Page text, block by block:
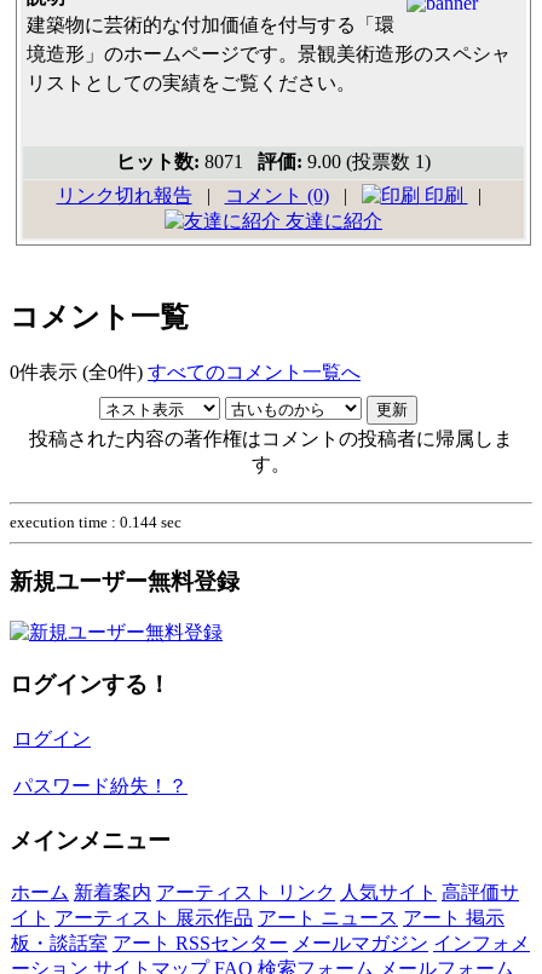
建築物に芸術的な付加価値を付与する「環
境造形」のホームページです。景観美術造形のスペシャ
リストとしての実績をご覧ください。
ヒット数: 8071 評価: 9.00 (投票数 1)
リンク切れ報告| コメント (0)| 印刷
|
友達に紹介
コメント一覧
0件表示 (全0件) すべてのコメント一覧へ
投稿された内容の著作権はコメントの投稿者に帰属しま
す。
execution time : 0.144 sec
新規ユーザー無料登録
ログインする！
ログイン
パスワード紛失！？
メインメニュー
ホーム 新着案内 アーティスト リンク 人気サイト 高評価サ
イト アーティスト 展示作品 アート ニュース アート 掲示
板・談話室 アート RSSセンター メールマガジン インフォメ
ーション サイトマップ FAQ 検索フォーム メールフォーム